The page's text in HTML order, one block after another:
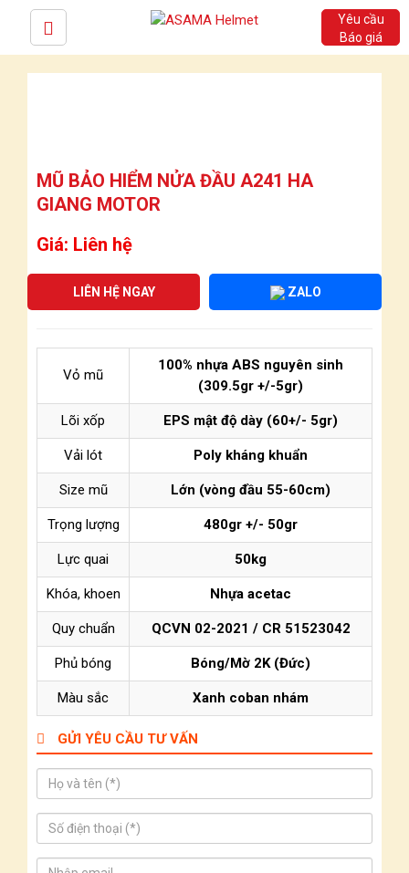
Yêu cầu
Báo giá
MŨ BẢO HIỂM NỬA ĐẦU A241 HA
GIANG MOTOR
Giá: Liên hệ
LIÊN HỆ NGAY ZALO
Vỏ mũ
100% nhựa ABS nguyên sinh
(309.5gr +/-5gr)
Lõi xốp EPS mật độ dày (60+/- 5gr)
Vải lót Poly kháng khuẩn
Size mũ Lớn (vòng đầu 55-60cm)
Trọng lượng 480gr +/- 50gr
Lực quai 50kg
Khóa, khoen Nhựa acetac
Quy chuẩn QCVN 02-2021 / CR 51523042
Phủ bóng Bóng/Mờ 2K (Đức)
Màu sắc Xanh coban nhám
GỬI YÊU CẦU TƯ VẤN